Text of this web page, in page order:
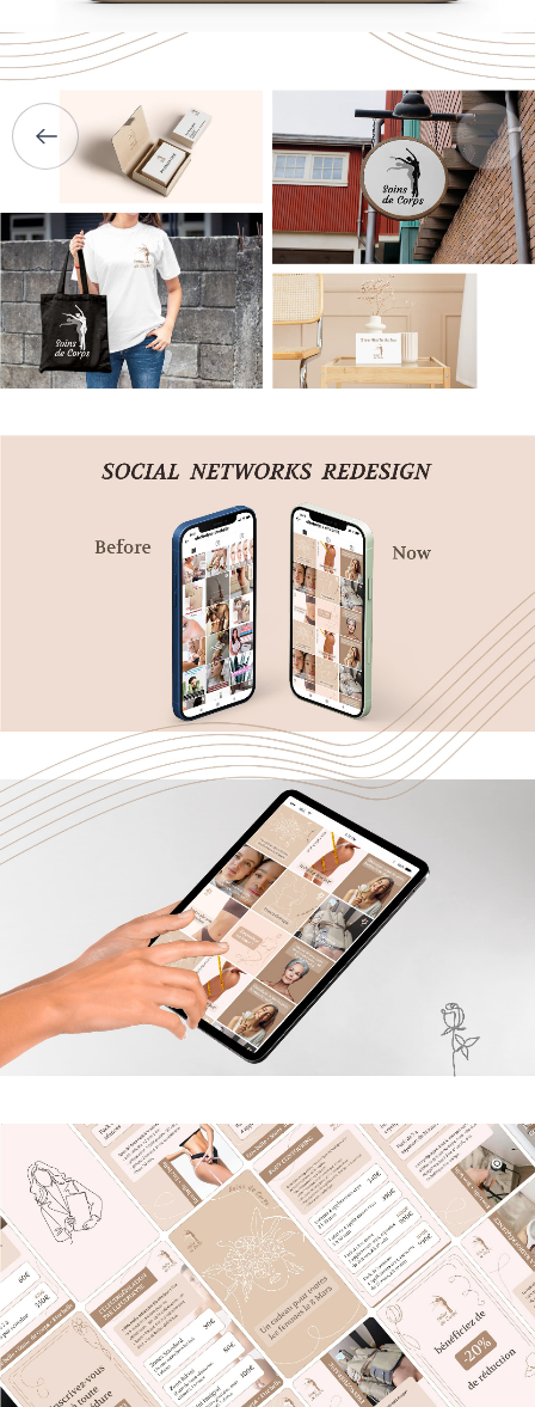
ПОРТФОЛІО
БРИФИ
КАР’ЄРА
БЛОГ
КОНТАКТИ